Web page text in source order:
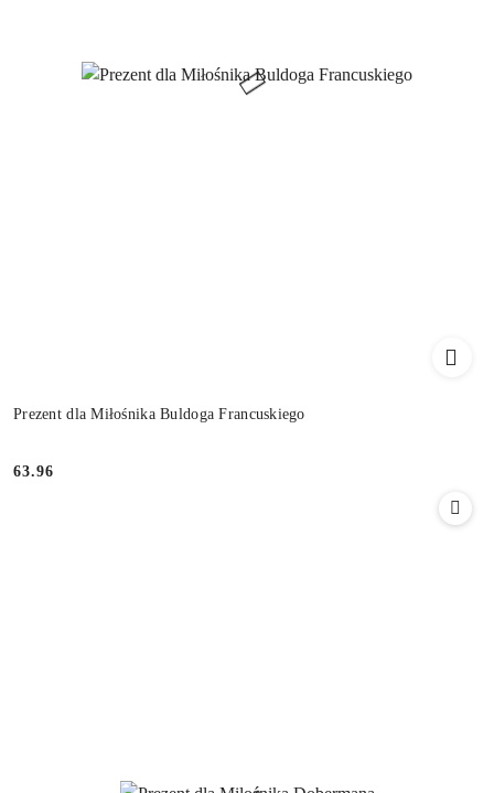
Prezent dla Miłośnika Buldoga Francuskiego
Cena:
63.96